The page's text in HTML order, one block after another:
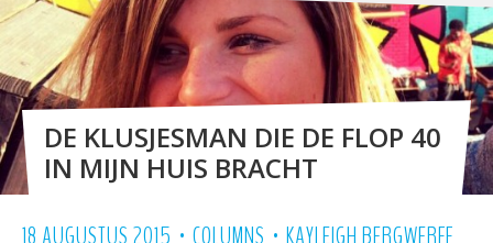
DE KLUSJESMAN DIE DE FLOP 40
IN MIJN HUIS BRACHT
• •